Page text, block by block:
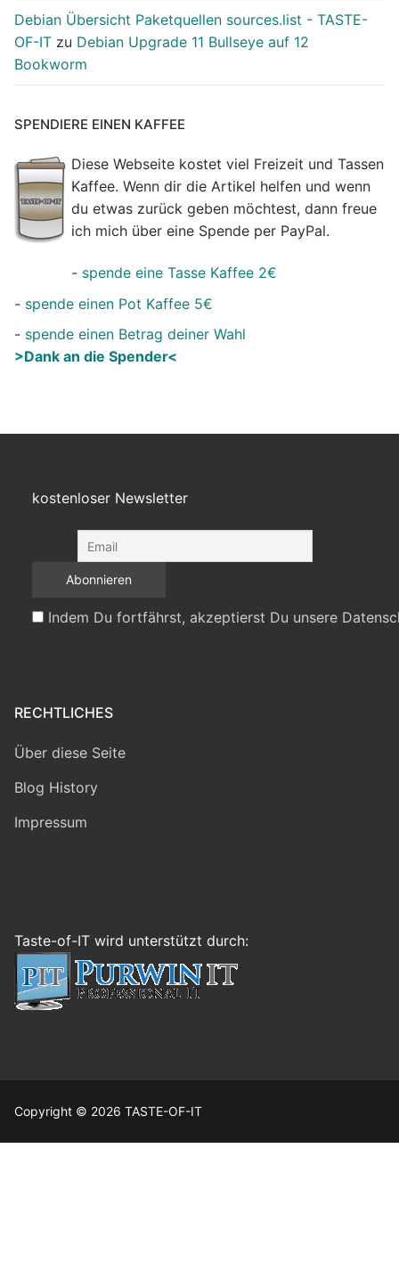
Debian Übersicht Paketquellen sources.list - TASTE-
OF-IT zu Debian Upgrade 11 Bullseye auf 12
Bookworm
SPENDIERE EINEN KAFFEE
Diese Webseite kostet viel Freizeit und Tassen
Kaffee. Wenn dir die Artikel helfen und wenn
du etwas zurück geben möchtest, dann freue
ich mich über eine Spende per PayPal.
- spende eine Tasse Kaffee 2€
- spende einen Pot Kaffee 5€
- spende einen Betrag deiner Wahl
>Dank an die Spender<
kostenloser Newsletter
Indem Du fortfährst, akzeptierst Du unsere
RECHTLICHES
Über diese Seite
Blog History
Impressum
Taste-of-IT wird unterstützt durch:
Copyright © 2026 TASTE-OF-IT